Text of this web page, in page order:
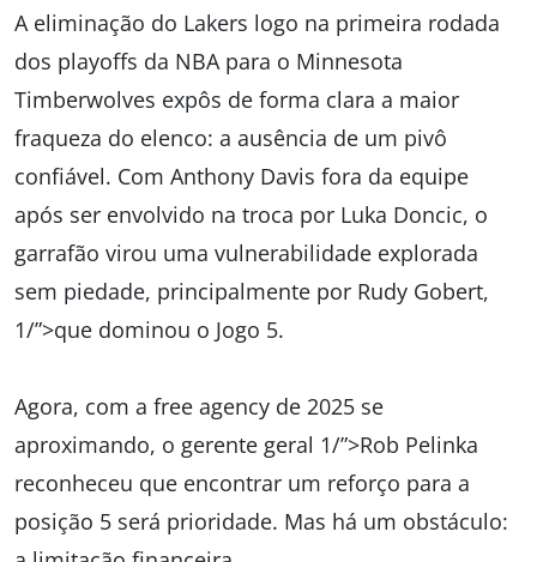
A eliminação do Lakers logo na primeira rodada
dos playoffs da NBA para o Minnesota
Timberwolves expôs de forma clara a maior
fraqueza do elenco: a ausência de um pivô
confiável. Com Anthony Davis fora da equipe
após ser envolvido na troca por Luka Doncic, o
garrafão virou uma vulnerabilidade explorada
sem piedade, principalmente por Rudy Gobert,
1/”>que dominou o Jogo 5.
Agora, com a free agency de 2025 se
aproximando, o gerente geral 1/”>Rob Pelinka
reconheceu que encontrar um reforço para a
posição 5 será prioridade. Mas há um obstáculo: